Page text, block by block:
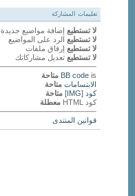
تعليمات المشاركة
لا تستطيع إضافة مواضيع جديدة
لا تستطيع الرد على المواضيع
لا تستطيع إرفاق ملفات
لا تستطيع تعديل مشاركاتك
BB code is
متاحة
الابتسامات متاحة
كود [IMG]
متاحة
كود HTML
معطلة
قوانين المنتدى